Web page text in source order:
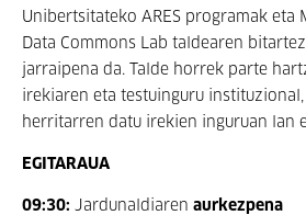
Unibertsitateko ARES programak eta
Data Commons Lab taldearen
jarraipena da. Talde horrek parte
irekiaren eta testuinguru
herritarren datu irekien inguruan lan
EGITARAUA
09:30: Jardunaldiaren aurkezpena